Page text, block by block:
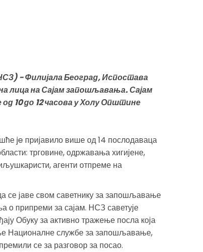
- Филијала Београд, Испостава
лица на Сајам запошљавања. Сајам
10 до 12 часова у Холу Општине
je пријавило више од 14 послодаваца
трговине, одржавања хигијене,
агенти отпреме на
се јаве свом саветнику за запошљавање
припреми за сајам. НСЗ саветује
Обуку за активно тражење посла која
Националне службе за запошљавање,
се за разговор за посао.